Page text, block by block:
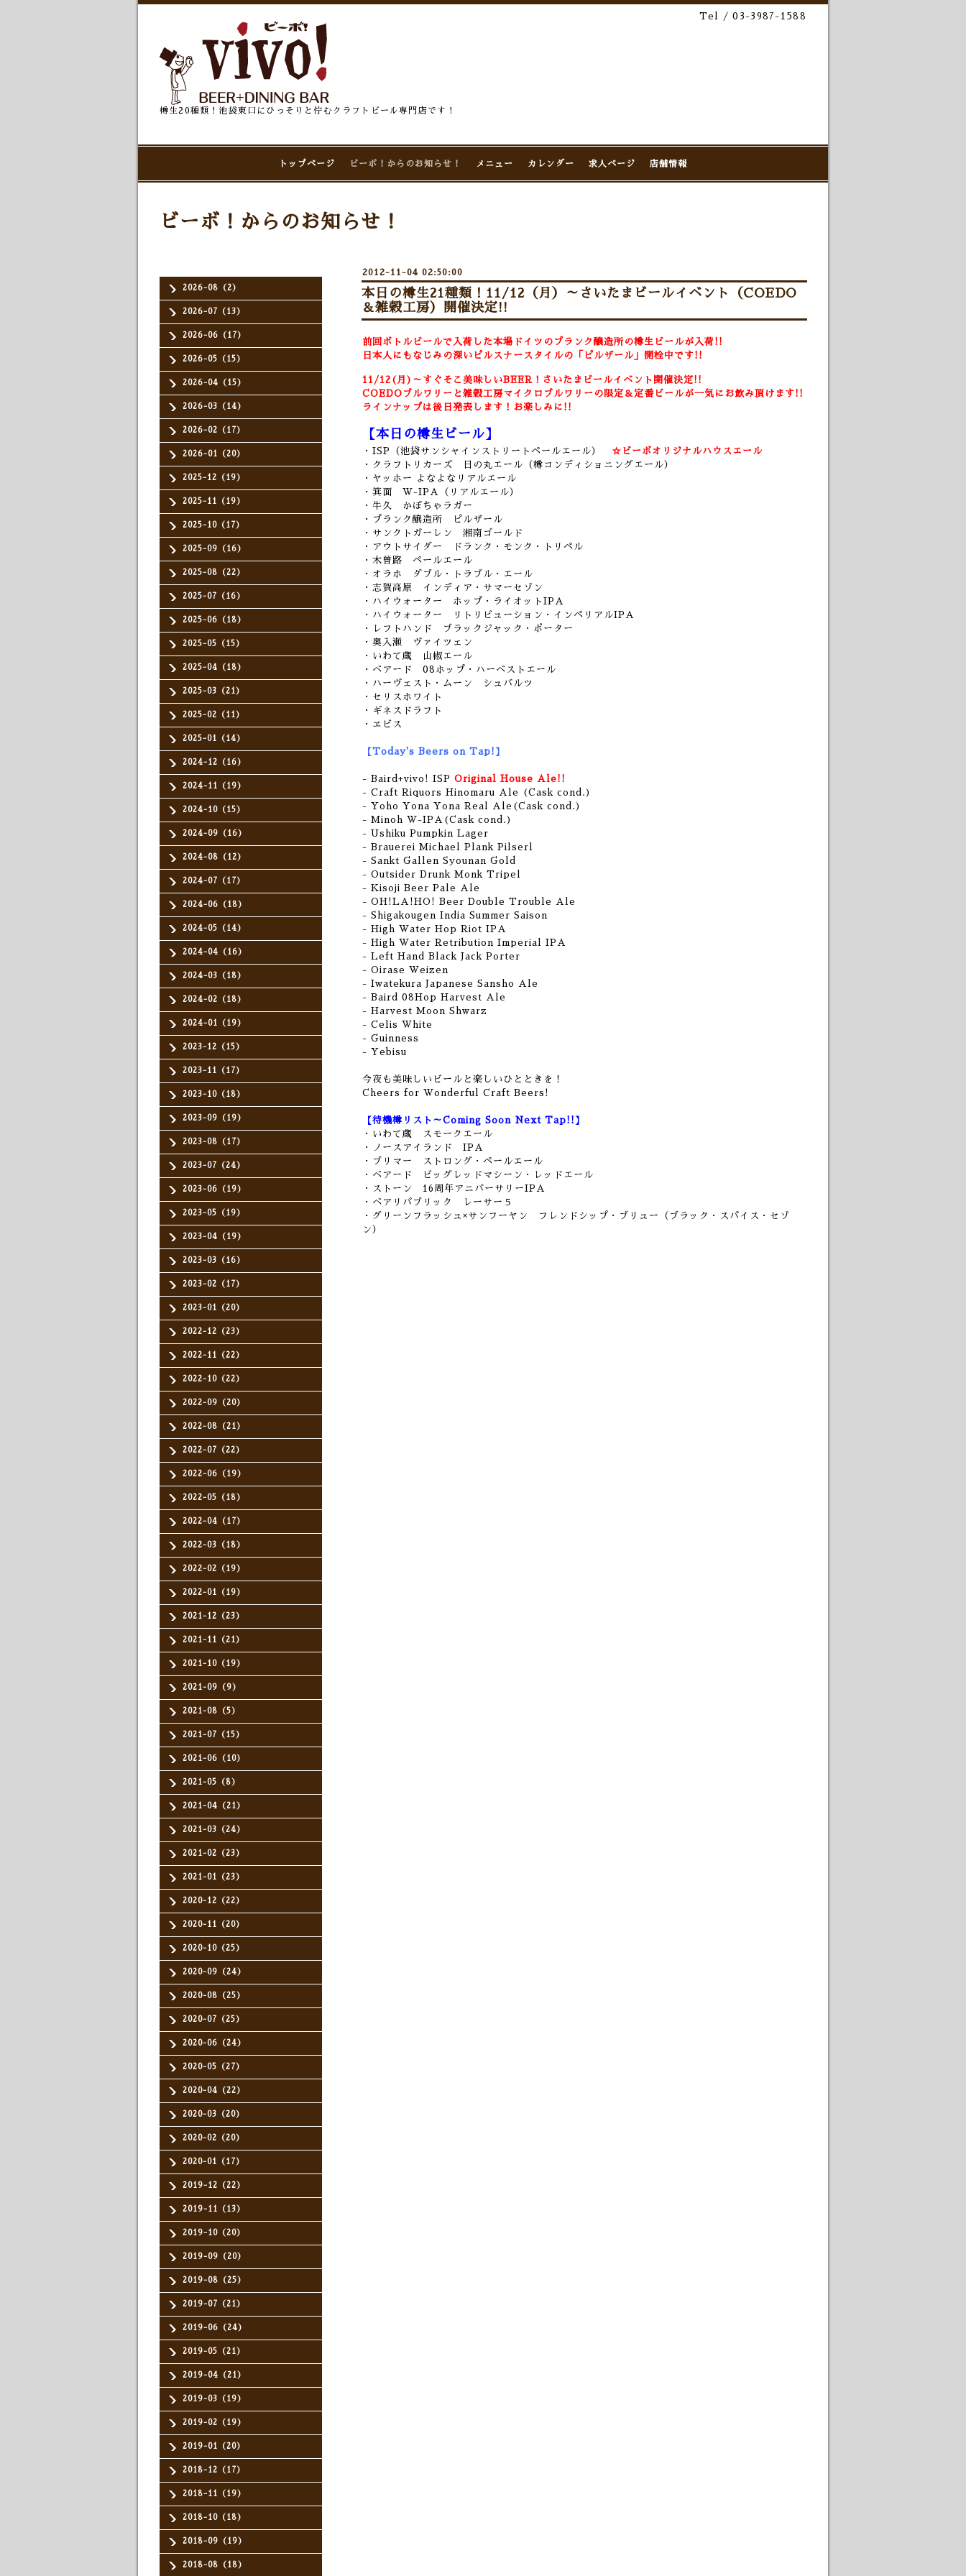
Tel / 03-3987-1588
樽生20種類！池袋東口にひっそりと佇むクラフトビール専門店です！
トップページ ビーボ！からのお知らせ！ メニュー カレンダー 求人ページ 店舗情報
2026-08（2）
2026-07（13）
2026-06（17）
2026-05（15）
2026-04（15）
2026-03（14）
2026-02（17）
2026-01（20）
2025-12（19）
2025-11（19）
2025-10（17）
2025-09（16）
2025-08（22）
2025-07（16）
2025-06（18）
2025-05（15）
2025-04（18）
2025-03（21）
2025-02（11）
2025-01（14）
2024-12（16）
2024-11（19）
2024-10（15）
2024-09（16）
2024-08（12）
2024-07（17）
2024-06（18）
2024-05（14）
2024-04（16）
2024-03（18）
2024-02（18）
2024-01（19）
2023-12（15）
2023-11（17）
2023-10（18）
2023-09（19）
2023-08（17）
2023-07（24）
2023-06（19）
2023-05（19）
2023-04（19）
2023-03（16）
2023-02（17）
2023-01（20）
2022-12（23）
2022-11（22）
2022-10（22）
2022-09（20）
2022-08（21）
2022-07（22）
2022-06（19）
2022-05（18）
2022-04（17）
2022-03（18）
2022-02（19）
2022-01（19）
2021-12（23）
2021-11（21）
2021-10（19）
2021-09（9）
2021-08（5）
2021-07（15）
2021-06（10）
2021-05（8）
2021-04（21）
2021-03（24）
2021-02（23）
2021-01（23）
2020-12（22）
2020-11（20）
2020-10（25）
2020-09（24）
2020-08（25）
2020-07（25）
2020-06（24）
2020-05（27）
2020-04（22）
2020-03（20）
2020-02（20）
2020-01（17）
2019-12（22）
2019-11（13）
2019-10（20）
2019-09（20）
2019-08（25）
2019-07（21）
2019-06（24）
2019-05（21）
2019-04（21）
2019-03（19）
2019-02（19）
2019-01（20）
2018-12（17）
2018-11（19）
2018-10（18）
2018-09（19）
2018-08（18）
ビーボ！からのお知らせ！
2012-11-04 02:50:00
本日の樽生21種類！11/12（月）～さいたまビールイベント（COEDO
＆雑穀工房）開催決定!!
前回ボトルビールで入荷した本場ドイツのプランク醸造所の樽生ビールが入荷!!
日本人にもなじみの深いピルスナースタイルの「ピルザール」開栓中です!!
11/12(月)～すぐそこ美味しいBEER！さいたまビールイベント開催決定!!
COEDOブルワリーと雑穀工房マイクロブルワリーの限定＆定番ビールが一気にお飲み頂けます!!
ラインナップは後日発表します！お楽しみに!!
【本日の樽生ビール】
・ISP（池袋サンシャインストリートペールエール）
☆ビーボオリジナルハウスエール
・クラフトリカーズ 日の丸エール（樽コンディショニングエール）
・ヤッホー よなよなリアルエール
・箕面 W-IPA（リアルエール）
・牛久 かぼちゃラガー
・プランク醸造所 ピルザール
・サンクトガーレン 湘南ゴールド
・アウトサイダー ドランク・モンク・トリペル
・木曽路 ペールエール
・オラホ ダブル・トラブル・エール
・志賀高原 インディア・サマーセゾン
・ハイウォーター ホップ・ライオットIPA
・ハイウォーター リトリビューション・インペリアルIPA
・レフトハンド ブラックジャック・ポーター
・奥入瀬 ヴァイツェン
・いわて蔵 山椒エール
・ベアード 08ホップ・ハーベストエール
・ハーヴェスト・ムーン シュバルツ
・セリスホワイト
・ギネスドラフト
・ヱビス
【Today's Beers on Tap!】
- Baird+vivo! ISP Original House Ale!!
- Craft Riquors Hinomaru Ale (Cask cond.)
- Yoho Yona Yona Real Ale(Cask cond.)
- Minoh W-IPA(Cask cond.)
- Ushiku Pumpkin Lager
- Brauerei Michael Plank Pilserl
- Sankt Gallen Syounan Gold
- Outsider Drunk Monk Tripel
- Kisoji Beer Pale Ale
- OH!LA!HO! Beer Double Trouble Ale
- Shigakougen India Summer Saison
- High Water Hop Riot IPA
- High Water Retribution Imperial IPA
- Left Hand Black Jack Porter
- Oirase Weizen
- Iwatekura Japanese Sansho Ale
- Baird 08Hop Harvest Ale
- Harvest Moon Shwarz
- Celis White
- Guinness
- Yebisu
今夜も美味しいビールと楽しいひとときを！
Cheers for Wonderful Craft Beers!
【待機樽リスト～Coming Soon Next Tap!!】
・いわて蔵 スモークエール
・ノースアイランド IPA
・ブリマー ストロング・ペールエール
・ベアード ビッグレッドマシーン・レッドエール
・ストーン 16周年アニバーサリーIPA
・ベアリパブリック レーサー５
・グリーンフラッシュ×サンフーヤン フレンドシップ・ブリュー（ブラック・スパイス・セゾ
ン）